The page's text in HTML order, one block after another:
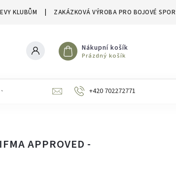
KLUBŮM ZAKÁZKOVÁ VÝROBA PRO BOJOVÉ
Nákupní košík
Prázdný košík
SLEVY A VÝPRODEJE
+420 702272771
APPROVED -